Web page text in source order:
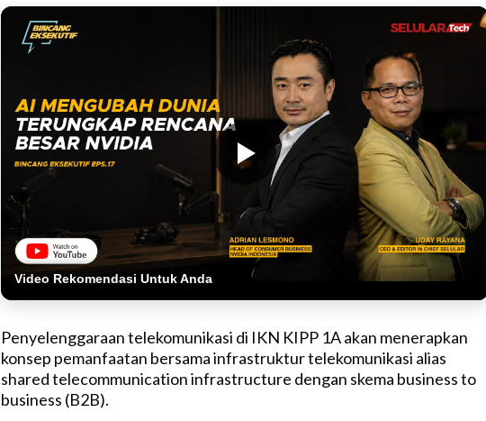
Video Rekomendasi Untuk Anda
Penyelenggaraan telekomunikasi di IKN KIPP 1A akan menerapkan
konsep pemanfaatan bersama infrastruktur telekomunikasi alias
shared telecommunication infrastructure dengan skema business to
business (B2B).